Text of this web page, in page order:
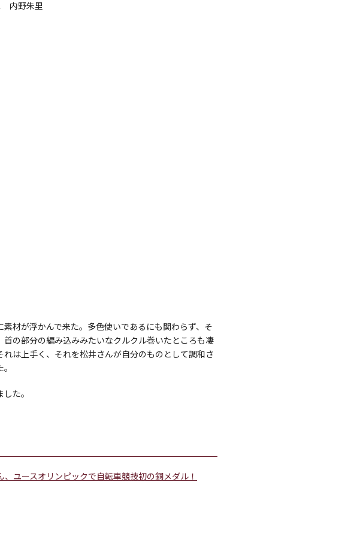
内野朱里
材が浮かんで来た。多色使いであるにも関わらず、そ
の部分の編み込みみたいなクルクル巻いたところも凄
は上手く、それを松井さんが自分のものとして調和さ
た。
、ユースオリンピックで自転車競技初の銅メダル！